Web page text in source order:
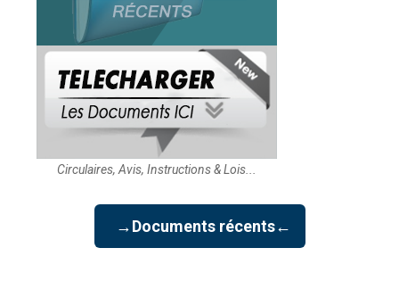
Circulaires, Avis, Instructions & Lois...
→Documents récents←